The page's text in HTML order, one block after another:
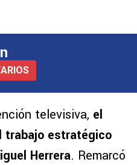
televisiva, el
trabajo estratégico
Herrera. Remarcó